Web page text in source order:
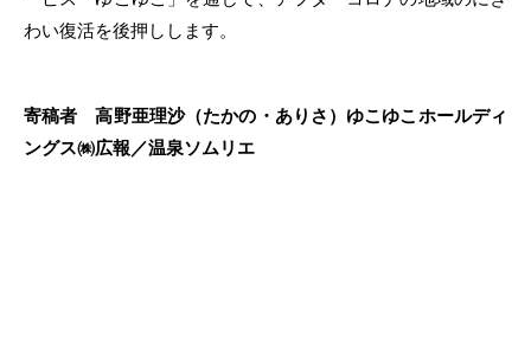
わい復活を後押しします。
寄稿者 高野亜理沙（たかの・ありさ）ゆこゆこホールディ
ングス㈱広報／温泉ソムリエ